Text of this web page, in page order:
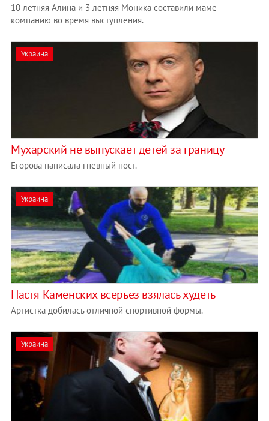
10-летняя Алина и 3-летняя Моника составили маме
компанию во время выступления.
Украина
Мухарский не выпускает детей за границу
Егорова написала гневный пост.
Украина
Настя Каменских всерьез взялась худеть
Артистка добилась отличной спортивной формы.
Украина